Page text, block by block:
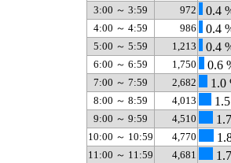
3:00 ～ 3:59 972 0.4
4:00 ～ 4:59 986 0.4
5:00 ～ 5:59 1,213 0.4
6:00 ～ 6:59 1,750 0.6
7:00 ～ 7:59 2,682 1.0
8:00 ～ 8:59 4,013
9:00 ～ 9:59 4,510
10:00 ～ 10:59 4,770
11:00 ～ 11:59 4,681